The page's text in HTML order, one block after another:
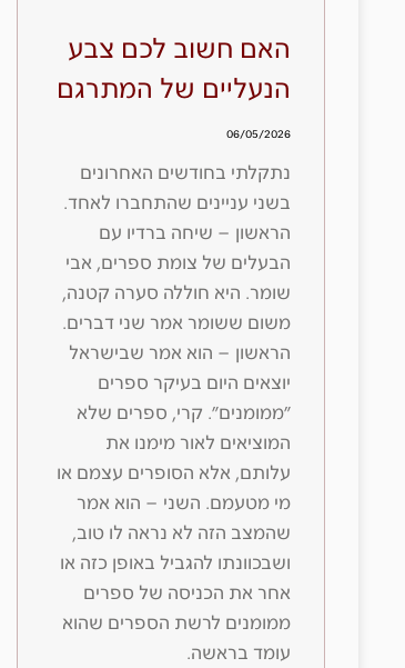
האם חשוב לכם צבע
הנעליים של המתרגם
06/05/2026
נתקלתי בחודשים האחרונים
בשני עניינים שהתחברו לאחד.
הראשון – שיחה ברדיו עם
הבעלים של צומת ספרים, אבי
שומר. היא חוללה סערה קטנה,
משום ששומר אמר שני דברים.
הראשון – הוא אמר שבישראל
יוצאים היום בעיקר ספרים
״ממומנים״. קרי, ספרים שלא
המוציאים לאור מימנו את
עלותם, אלא הסופרים עצמם או
מי מטעמם. השני – הוא אמר
שהמצב הזה לא נראה לו טוב,
ושבכוונתו להגביל באופן כזה או
אחר את הכניסה של ספרים
ממומנים לרשת הספרים שהוא
עומד בראשה.